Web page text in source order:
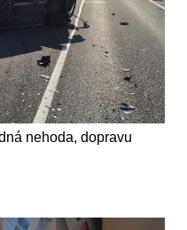
nehoda, dopravu